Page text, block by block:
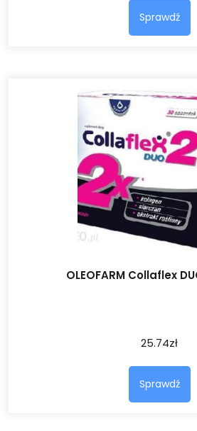
Sprawdź
OLEOFARM Collaflex
25.74zł
Sprawdź